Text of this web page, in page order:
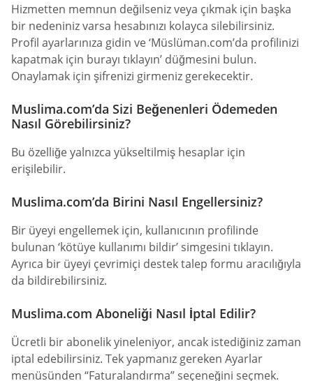
Hizmetten memnun değilseniz veya çıkmak için başka
bir nedeniniz varsa hesabınızı kolayca silebilirsiniz.
Profil ayarlarınıza gidin ve ‘Müslüman.com’da profilinizi
kapatmak için burayı tıklayın’ düğmesini bulun.
Onaylamak için şifrenizi girmeniz gerekecektir.
Muslima.com’da Sizi Beğenenleri Ödemeden
Nasıl Görebilirsiniz?
Bu özelliğe yalnızca yükseltilmiş hesaplar için
erişilebilir.
Muslima.com’da Birini Nasıl Engellersiniz?
Bir üyeyi engellemek için, kullanıcının profilinde
bulunan ‘kötüye kullanımı bildir’ simgesini tıklayın.
Ayrıca bir üyeyi çevrimiçi destek talep formu aracılığıyla
da bildirebilirsiniz.
Muslima.com Aboneliği Nasıl İptal Edilir?
Ücretli bir abonelik yineleniyor, ancak istediğiniz zaman
iptal edebilirsiniz. Tek yapmanız gereken Ayarlar
menüsünden “Faturalandırma” seçeneğini seçmek.